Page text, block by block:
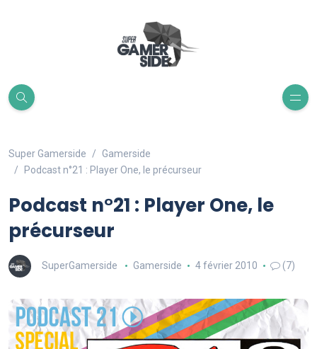
Super Gamerside
Gamerside
Podcast n°21 : Player One, le précurseur
Podcast n°21 : Player One, le
précurseur
SuperGamerside Gamerside 4 février 2010 (7)